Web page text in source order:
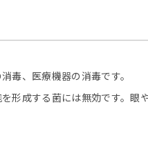
毒、医療機器の消毒です。
形成する菌には無効です。眼